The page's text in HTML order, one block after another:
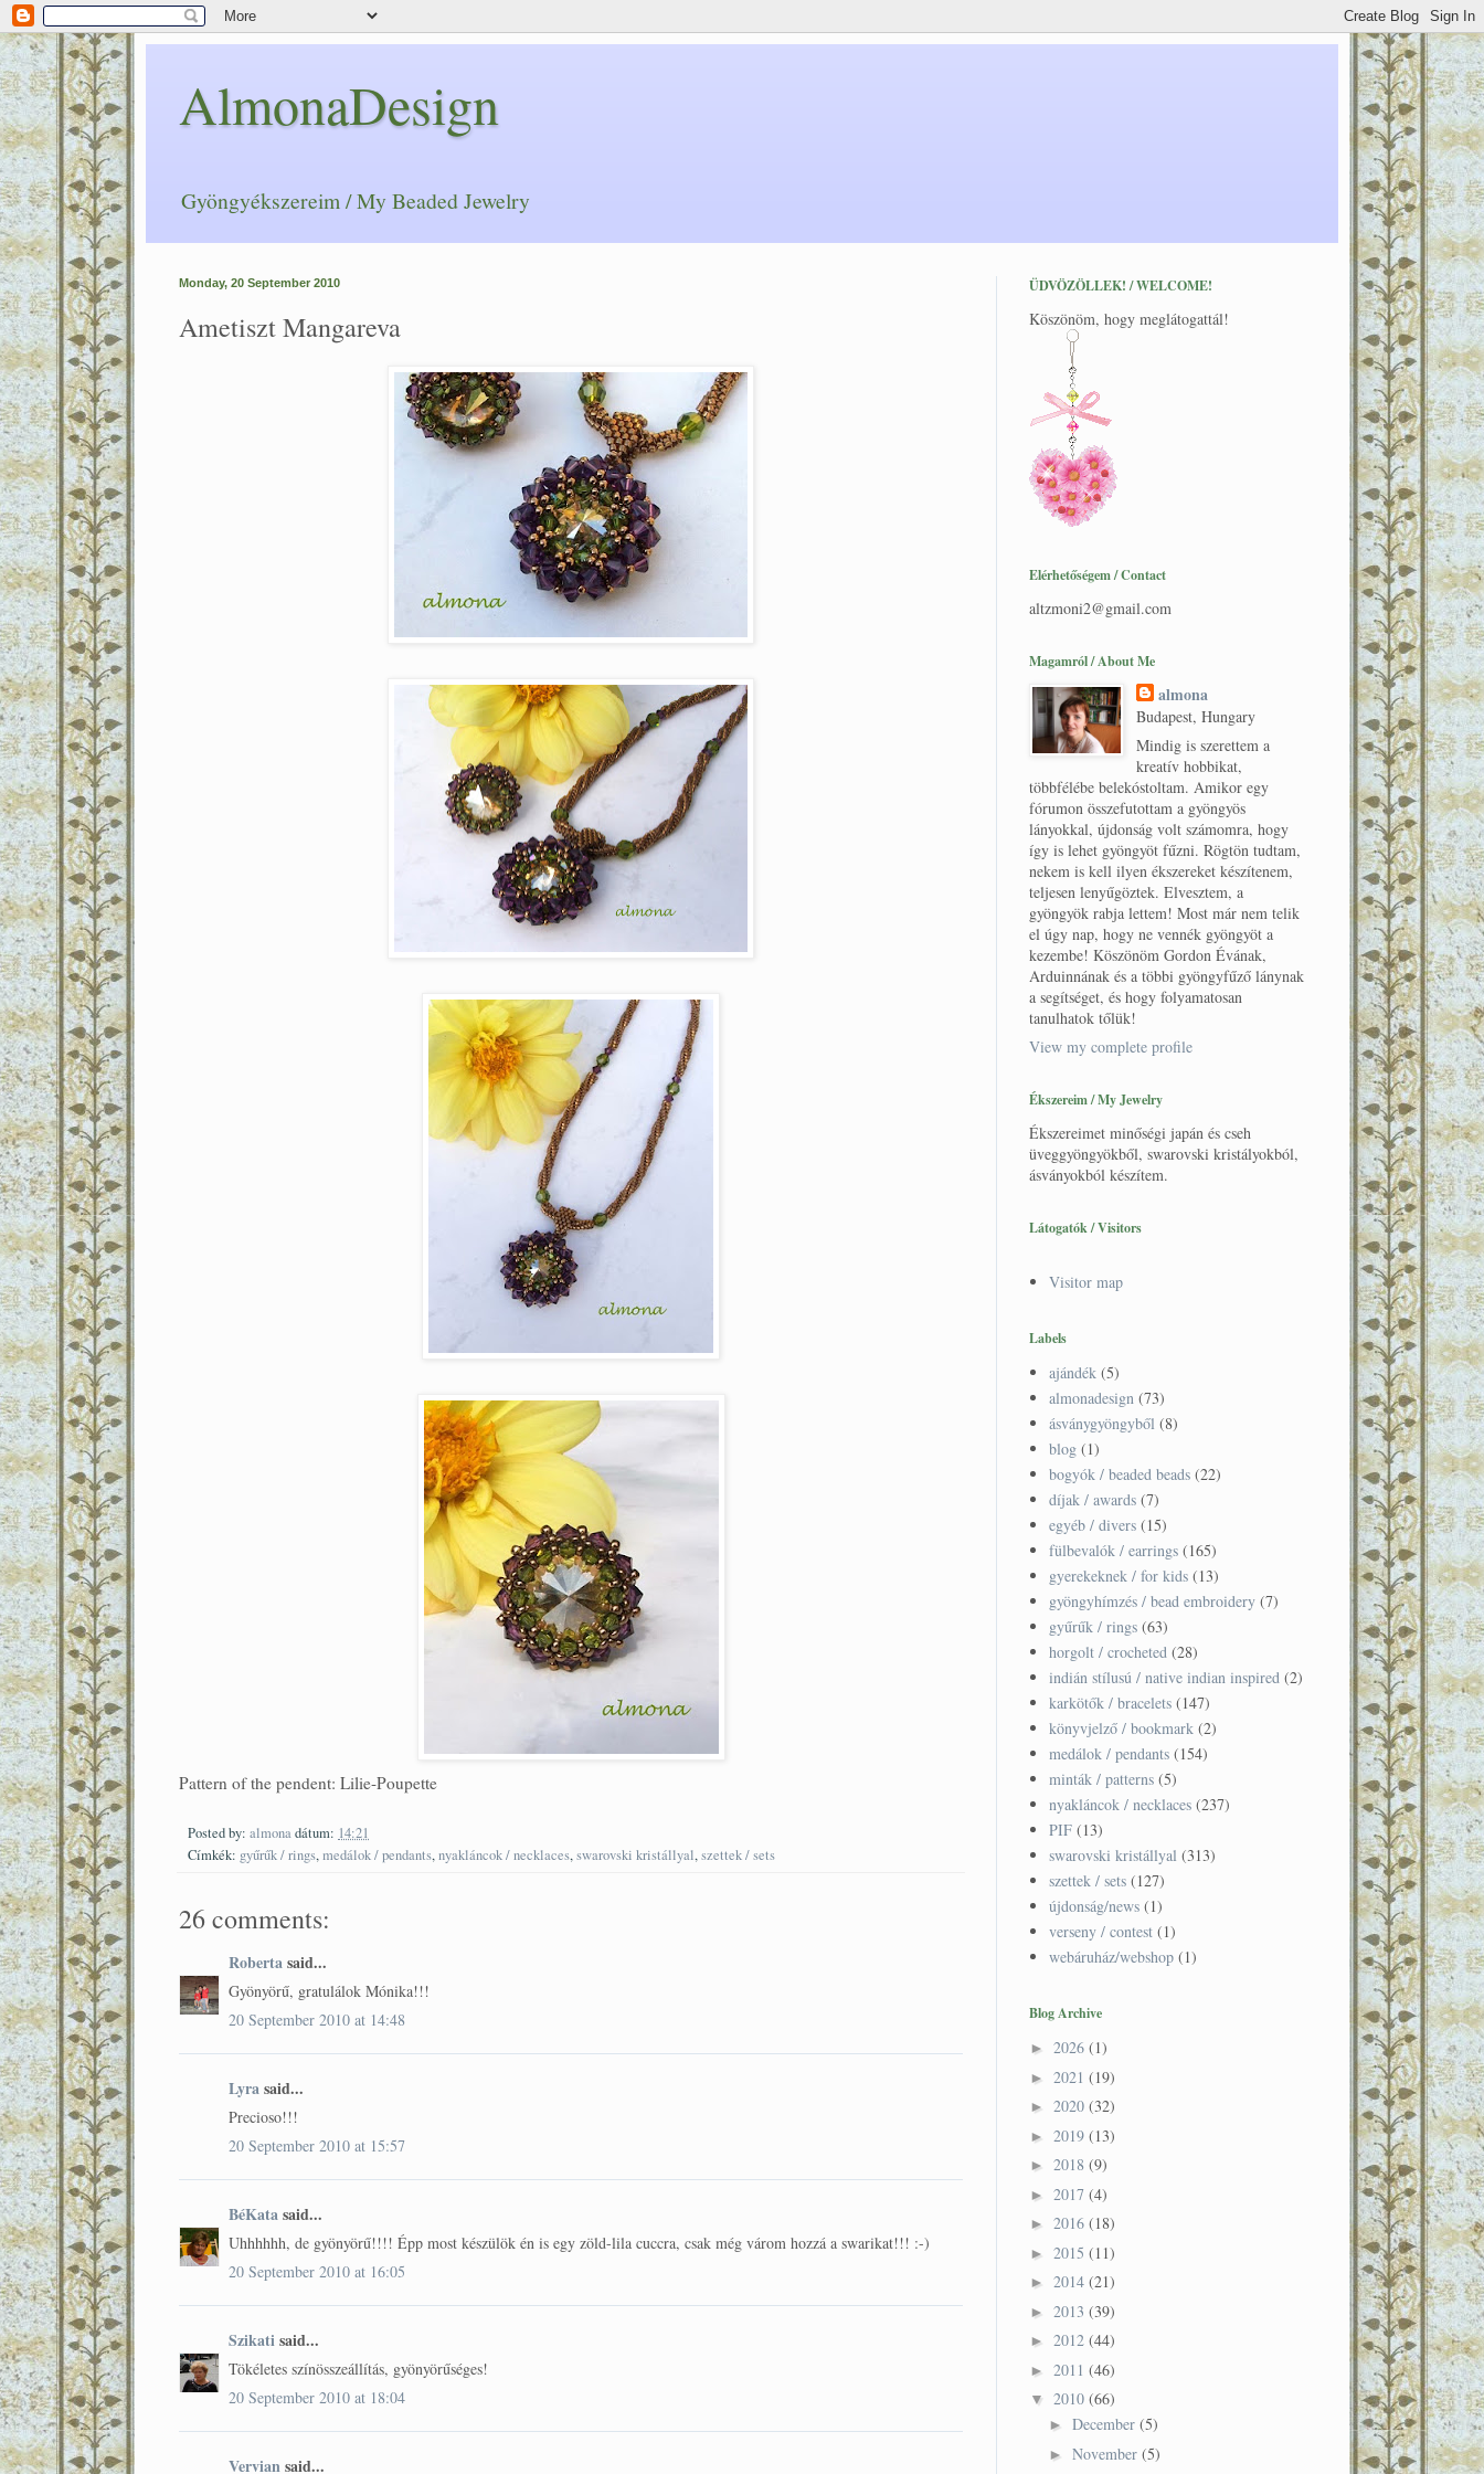
AlmonaDesign
Gyöngyékszereim / My Beaded Jewelry
Monday, 20 September 2010
Ametiszt Mangareva
Pattern of the pendent: Lilie-Poupette
Posted by: almonadátum: 14:21
Címkék: gyűrűk / rings,medálok / pendants,nyakláncok / necklaces,swarovski kristállyal,szettek / sets
26 comments:
Robertasaid...
Gyönyörű, gratulálok Mónika!!!
20 September 2010 at 14:48
Lyrasaid...
Precioso!!!
20 September 2010 at 15:57
BéKatasaid...
Uhhhhhh, de gyönyörű!!!! Épp most készülök én is egy zöld-lila cuccra, csak még várom hozzá a swarikat!!! :-)
20 September 2010 at 16:05
Szikatisaid...
Tökéletes színösszeállítás, gyönyörűséges!
20 September 2010 at 18:04
Verviansaid...
ÜDVÖZÖLLEK! / WELCOME!
Köszönöm, hogy meglátogattál!
Elérhetőségem / Contact
altzmoni2@gmail.com
Magamról / About Me
almona
Budapest, Hungary
Mindig is szerettem a
kreatív hobbikat,
többfélébe belekóstoltam. Amikor egy
fórumon összefutottam a gyöngyös
lányokkal, újdonság volt számomra, hogy
így is lehet gyöngyöt fűzni. Rögtön tudtam,
nekem is kell ilyen ékszereket készítenem,
teljesen lenyűgöztek. Elvesztem, a
gyöngyök rabja lettem! Most már nem telik
el úgy nap, hogy ne vennék gyöngyöt a
kezembe! Köszönöm Gordon Évának,
Arduinnának és a többi gyöngyfűző lánynak
a segítséget, és hogy folyamatosan
tanulhatok tőlük!
View my complete profile
Ékszereim / My Jewelry
Ékszereimet minőségi japán és cseh
üveggyöngyökből, swarovski kristályokból,
ásványokból készítem.
Látogatók / Visitors
Visitor map
Labels
ajándék (5)
almonadesign (73)
ásványgyöngyből (8)
blog (1)
bogyók / beaded beads (22)
díjak / awards (7)
egyéb / divers (15)
fülbevalók / earrings (165)
gyerekeknek / for kids (13)
gyöngyhímzés / bead embroidery (7)
gyűrűk / rings (63)
horgolt / crocheted (28)
indián stílusú / native indian inspired (2)
karkötők / bracelets (147)
könyvjelző / bookmark (2)
medálok / pendants (154)
minták / patterns (5)
nyakláncok / necklaces (237)
PIF (13)
swarovski kristállyal (313)
szettek / sets (127)
újdonság/news (1)
verseny / contest (1)
webáruház/webshop (1)
Blog Archive
► 2026 (1)
► 2021 (19)
► 2020 (32)
► 2019 (13)
► 2018 (9)
► 2017 (4)
► 2016 (18)
► 2015 (11)
► 2014 (21)
► 2013 (39)
► 2012 (44)
► 2011 (46)
▼ 2010 (66)
► December (5)
► November (5)